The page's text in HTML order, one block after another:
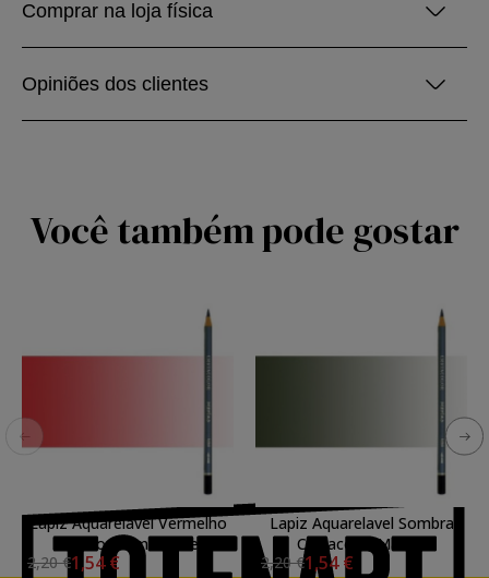
Comprar na loja física
Opiniões dos clientes
Você também pode gostar
Lapiz Aquarelavel Vermelho
Escuro Permanente
Cretacolor Marino
2,20 €1,54 €
Lapiz Aquarelavel Sombra
Cretacolor Marino
2,20 €1,54 €